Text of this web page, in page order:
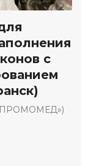
с
«ПРОМОМЕД»)